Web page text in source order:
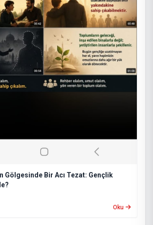
Gölgesinde Bir Acı Tezat: Gençlik
Oku